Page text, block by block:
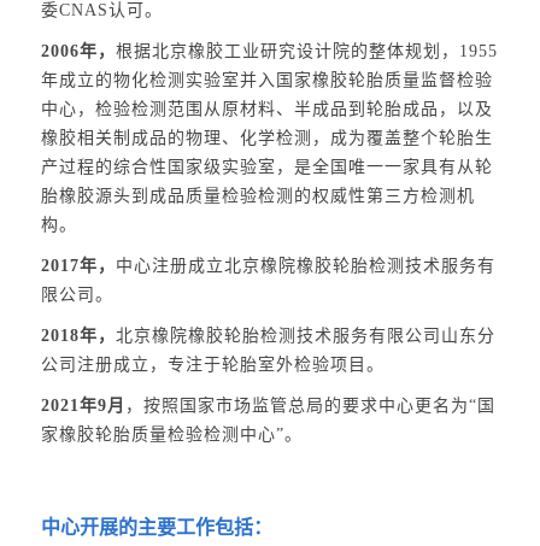
委CNAS认可。
2006年，根据北京橡胶工业研究设计院的整体规划，1955
年成立的物化检测实验室并入国家橡胶轮胎质量监督检验
中心，检验检测范围从原材料、半成品到轮胎成品，以及
橡胶相关制成品的物理、化学检测，成为覆盖整个轮胎生
产过程的综合性国家级实验室，是全国唯一一家具有从轮
胎橡胶源头到成品质量检验检测的权威性第三方检测机
构。
2017年， 中心注册成立北京橡院橡胶轮胎检测技术服务有
限公司。
2018年，北京橡院橡胶轮胎检测技术服务有限公司山东分
公司注册成立，专注于轮胎室外检验项目。
2021年9月 ，按照国家市场监管总局的要求中心更名为“国
家橡胶轮胎质量检验检测中心”。
中心开展的主要工作包括：